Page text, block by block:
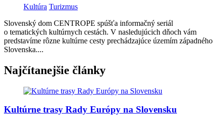
Kultúra Turizmus
Slovenský dom CENTROPE spúšťa informačný seriál
o tematických kultúrnych cestách. V nasledujúcich dňoch vám
predstavíme rôzne kultúrne cesty prechádzajúce územím západného
Slovenska....
Najčítanejšie články
Kultúrne trasy Rady Európy na Slovensku